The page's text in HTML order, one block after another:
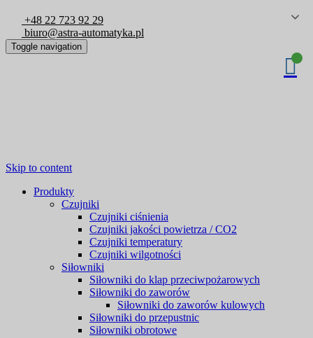
+48 22 723 92 29
biuro@astra-automatyka.pl
Toggle navigation
Skip to content
Produkty
Czujniki
Czujniki ciśnienia
Czujniki jakości powietrza / CO2
Czujniki temperatury
Czujniki wilgotności
Siłowniki
Siłowniki do klap przeciwpożarowych
Siłowniki do zaworów
Siłowniki do zaworów kulowych
Siłowniki do przepustnic
Siłowniki obrotowe